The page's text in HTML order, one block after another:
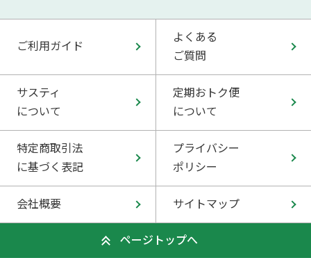
ご利用ガイド
よくある
ご質問
サスティ
について
定期おトク便
について
特定商取引法
に基づく表記
プライバシー
ポリシー
会社概要 サイトマップ
ページトップへ